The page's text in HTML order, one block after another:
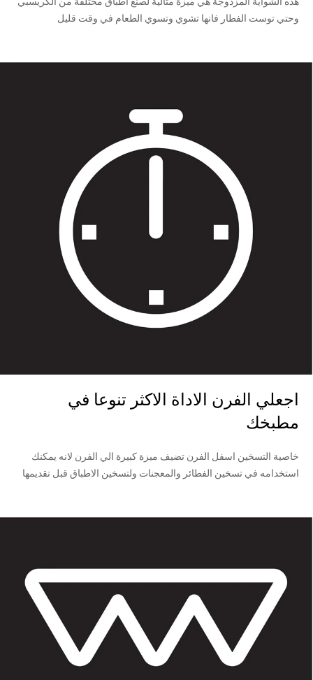
وحتي توست الفطار فانها تشوي وتسوي الطعام في وقت قليل
اجعلي الفرن الاداة الاكثر تنوعا في
مطبخك
خاصية التسخين اسفل الفرن تضيف ميزة كبيرة الي الفرن لانه يمكنك
استخدامه في تسخين الفطائر والمعجنات ولتسخين الاطباق قبل تقديمها